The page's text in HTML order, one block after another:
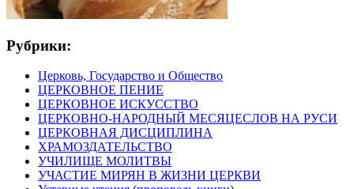
Рубрики:
Церковь, Государство и Общество
ЦЕРКОВНОЕ ПЕНИЕ
ЦЕРКОВНОЕ ИСКУССТВО
ЦЕРКОВНО-НАРОДНЫЙ МЕСЯЦЕСЛОВ НА РУСИ
ЦЕРКОВНАЯ ДИСЦИПЛИНА
ХРАМОЗДАТЕЛЬСТВО
УЧИЛИЩЕ МОЛИТВЫ
УЧАСТИЕ МИРЯН В ЖИЗНИ ЦЕРКВИ